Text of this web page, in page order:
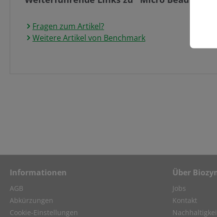
Fragen zum Artikel?
Weitere Artikel von Benchmark
Informationen
AGB
Abkürzungen
Cookie-Einstellungen
Über
Jobs
Kontakt